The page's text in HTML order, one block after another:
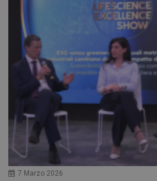
7 Marzo 2026